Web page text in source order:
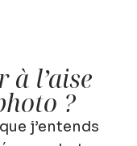
à l’aise
?
j’entends